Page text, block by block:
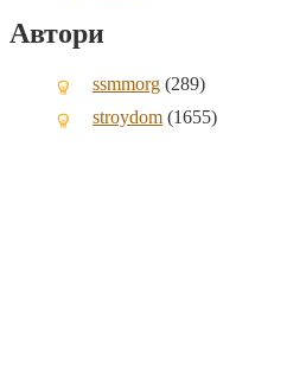
Автори
ssmmorg (289)
stroydom (1655)